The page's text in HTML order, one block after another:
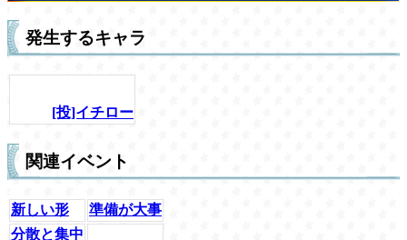
発生するキャラ
[投]イチロー
関連イベント
新しい形
準備が大事
分散と集中